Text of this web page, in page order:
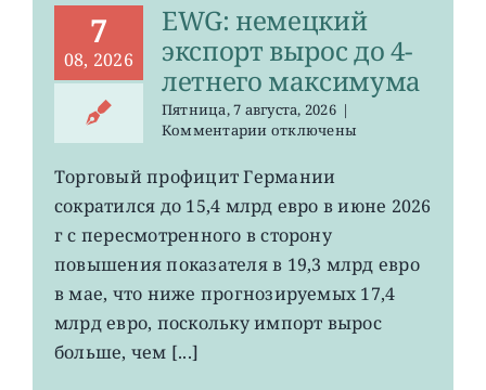
7
08, 2026
EWG: немецкий
экспорт вырос до 4-
летнего максимума
Пятница, 7 августа, 2026 |
Комментариик
EWG:
немецкий
экспорт
вырос
4-
летнего
отключены
Торговый профицит Германии
сократился до 15,4 млрд евро в июне 2026
г с пересмотренного в сторону
повышения показателя в 19,3 млрд евро
в мае, что ниже прогнозируемых 17,4
млрд евро, поскольку импорт вырос
больше, чем [...]